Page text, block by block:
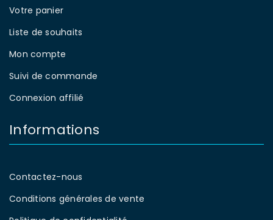
Votre panier
Liste de souhaits
Mon compte
Suivi de commande
Connexion affilié
Informations
Contactez-nous
Conditions générales de vente